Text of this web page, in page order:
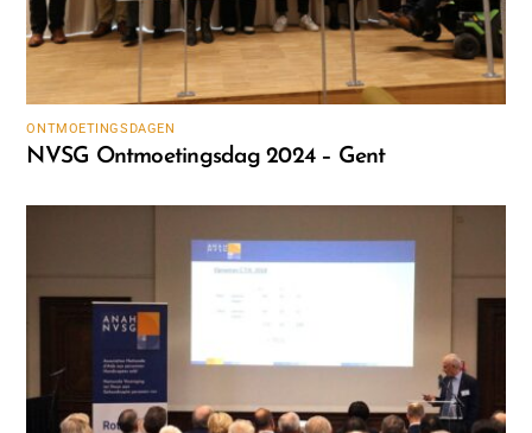
ONTMOETINGSDAGEN
NVSG Ontmoetingsdag 2024 – Gent